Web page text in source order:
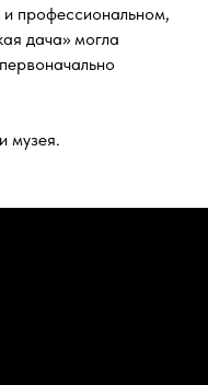
профессиональном,
дача» могла
музея.